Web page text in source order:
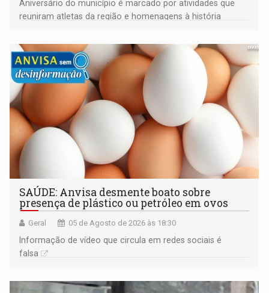
Aniversário do município é marcado por atividades que
reuniram atletas da região e homenagens à história
SAÚDE: Anvisa desmente boato sobre
presença de plástico ou petróleo em ovos
Geral 05 de Agosto de 2026 às 18:30
Informação de vídeo que circula em redes sociais é
falsa